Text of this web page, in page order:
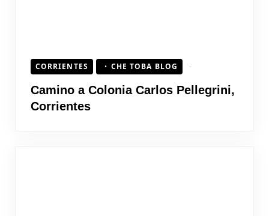
CORRIENTES CHE TOBA BLOG
Camino a Colonia Carlos Pellegrini,
Corrientes